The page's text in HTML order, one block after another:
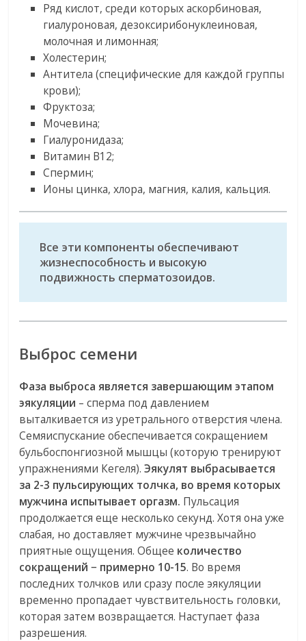
Ряд кислот, среди которых аскорбиновая,
гиалуроновая, дезоксирибонуклеиновая,
молочная и лимонная;
Холестерин;
Антитела (специфические для каждой группы
крови);
Фруктоза;
Мочевина;
Гиалуронидаза;
Витамин В12;
Спермин;
Ионы цинка, хлора, магния, калия, кальция.
Все эти компоненты обеспечивают
жизнеспособность и высокую
подвижность сперматозоидов.
Выброс семени
Фаза выброса является завершающим этапом
эякуляции – сперма под давлением
выталкивается из уретрального отверстия члена.
Семяиспускание обеспечивается сокращением
бульбоспонгиозной мышцы (которую тренируют
упражнениями Кегеля).Эякулят выбрасывается
за 2-3 пульсирующих толчка, во время которых
мужчина испытывает оргазм. Пульсация
продолжается еще несколько секунд. Хотя она уже
слабая, но доставляет мужчине чрезвычайно
приятные ощущения. Общее количество
сокращений − примерно 10-15. Во время
последних толчков или сразу после эякуляции
временно пропадает чувствительность головки,
которая затем возвращается. Наступает фаза
разрешения.